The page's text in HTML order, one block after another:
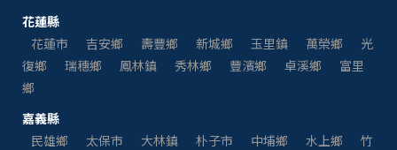
花蓮縣
花蓮市
吉安鄉 壽豐鄉 新城鄉 玉里鎮 萬榮鄉
光
復鄉
瑞穗鄉 鳳林鎮 秀林鄉 豐濱鄉 卓溪鄉
富里
鄉
嘉義縣
民雄鄉
太保市 大林鎮 朴子市 中埔鄉 水上鄉
竹